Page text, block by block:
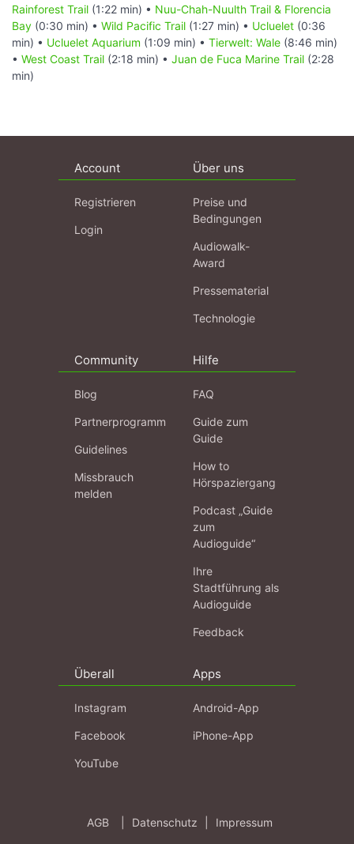
Rainforest Trail (1:22 min) • Nuu-Chah-Nuulth Trail & Florencia
Bay (0:30 min) • Wild Pacific Trail (1:27 min) • Ucluelet (0:36
min) • Ucluelet Aquarium (1:09 min) • Tierwelt: Wale (8:46 min)
• West Coast Trail (2:18 min) • Juan de Fuca Marine Trail (2:28
min)
Account
Registrieren
Login
Über uns
Preise und
Bedingungen
Audiowalk-
Award
Pressematerial
Technologie
Community
Blog
Partnerprogramm
Guidelines
Missbrauch
melden
Hilfe
FAQ
Guide zum
Guide
How to
Hörspaziergang
Podcast „Guide
zum
Audioguide“
Ihre
Stadtführung als
Audioguide
Feedback
Überall
Instagram
Facebook
YouTube
Apps
Android-App
iPhone-App
AGB Datenschutz Impressum